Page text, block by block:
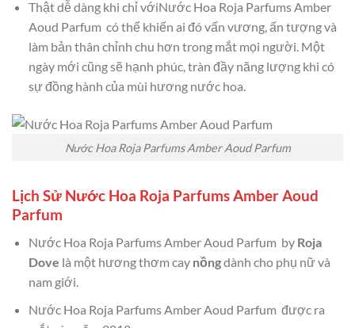
Thật dễ dàng khi chỉ vớiNước Hoa Roja Parfums Amber
Aoud Parfum có thể khiến ai đó vấn vương, ấn tượng và
làm bản thân chỉnh chu hơn trong mắt mọi người. Một
ngày mới cũng sẽ hạnh phúc, tràn đầy năng lượng khi có
sự đồng hành của mùi hương nước hoa.
Nước Hoa Roja Parfums Amber Aoud Parfum
Lịch Sử Nước Hoa Roja Parfums Amber Aoud
Parfum
Nước Hoa Roja Parfums Amber Aoud Parfum by Roja
Dove là một hương thơm cay nồngdành cho phụ nữ và
nam giới.
Nước Hoa Roja Parfums Amber Aoud Parfum được ra